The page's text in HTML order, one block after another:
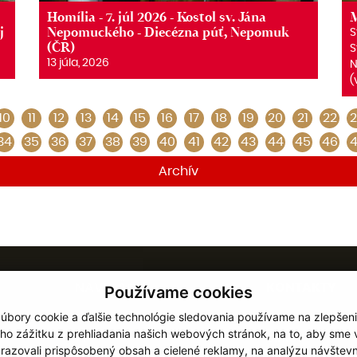
Používame cookies
cookie a ďalšie technológie sledovania používame na
zážitku z prehliadania našich webových stránok, na to, aby sme
prispôsobený obsah a cielené reklamy, na analýzu
Homília - 7. júl 2026 - Kostol sv. Jána
Nepomuckého - Diecézna púť, Nepomuk
(ČR)
13 júla, 2026
11 12 13 14 15 16 17 18 19 20 21 22
35 36 37 38 39 40 41 42 43 44 45 46
Archív
NAVIGÁCIA
Diecéza
Inštitúcie
cirkev